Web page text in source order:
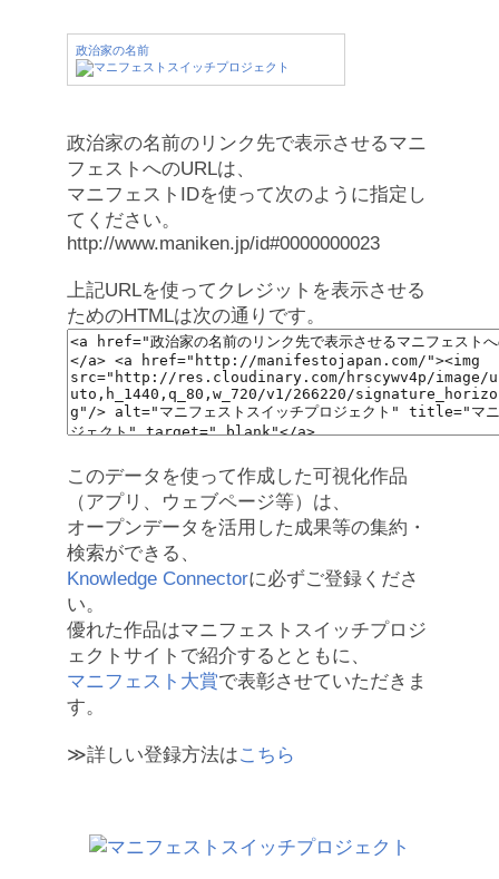
政治家の名前
政治家の名前のリンク先で表示させるマニ
フェストへのURLは、
マニフェストIDを使って次のように指定し
てください。
http://www.maniken.jp/id#0000000023
上記URLを使ってクレジットを表示させる
ためのHTMLは次の通りです。
このデータを使って作成した可視化作品
（アプリ、ウェブページ等）は、
オープンデータを活用した成果等の集約・
検索ができる、
Knowledge Connectorに必ずご登録くださ
い。
優れた作品はマニフェストスイッチプロジ
ェクトサイトで紹介するとともに、
マニフェスト大賞で表彰させていただきま
す。
≫詳しい登録方法はこちら